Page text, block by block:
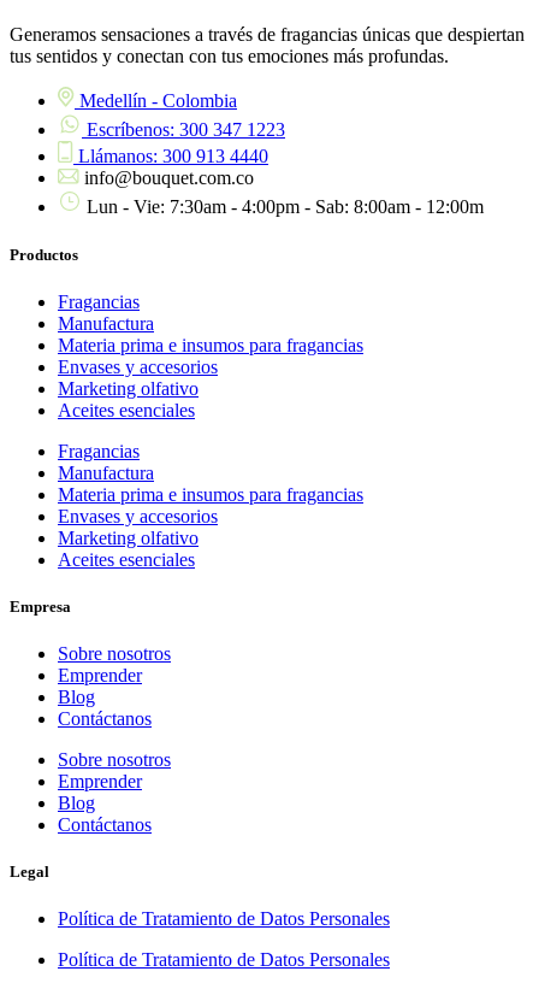
Generamos sensaciones a través de fragancias únicas que despiertan
tus sentidos y conectan con tus emociones más profundas.
Medellín - Colombia
Escríbenos: 300 347 1223
Llámanos: 300 913 4440
info@bouquet.com.co
Lun - Vie: 7:30am - 4:00pm - Sab: 8:00am - 12:00m
Productos
Fragancias
Manufactura
Materia prima e insumos para fragancias
Envases y accesorios
Marketing olfativo
Aceites esenciales
Fragancias
Manufactura
Materia prima e insumos para fragancias
Envases y accesorios
Marketing olfativo
Aceites esenciales
Empresa
Sobre nosotros
Emprender
Blog
Contáctanos
Sobre nosotros
Emprender
Blog
Contáctanos
Legal
Política de Tratamiento de Datos Personales
Política de Tratamiento de Datos Personales